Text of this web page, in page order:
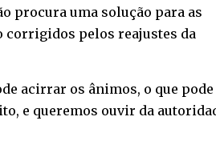
procura uma solução para as
corrigidos pelos reajustes da
acirrar os ânimos, o que pode
e queremos ouvir da